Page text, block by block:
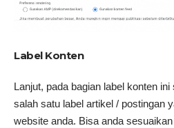
Label Konten
Lanjut, pada bagian label konten
salah satu label artikel / postingan
website anda. Bisa anda